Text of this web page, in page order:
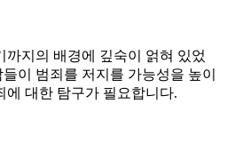
지의 배경에 깊숙이 얽혀 있었
이 범죄를 저지를 가능성을 높이
에 대한 탐구가 필요합니다.